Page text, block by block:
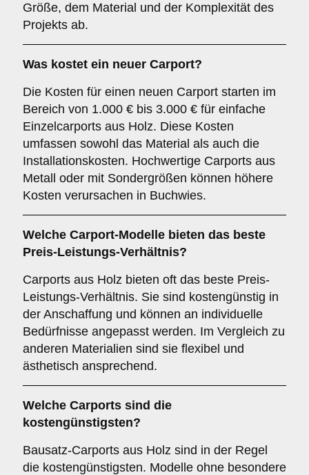
Größe, dem Material und der Komplexität des
Projekts ab.
Was kostet ein neuer Carport?
Die Kosten für einen neuen Carport starten im
Bereich von 1.000 € bis 3.000 € für einfache
Einzelcarports aus Holz. Diese Kosten
umfassen sowohl das Material als auch die
Installationskosten. Hochwertige Carports aus
Metall oder mit Sondergrößen können höhere
Kosten verursachen in Buchwies.
Welche Carport-Modelle bieten das beste
Preis-Leistungs-Verhältnis?
Carports aus Holz bieten oft das beste Preis-
Leistungs-Verhältnis. Sie sind kostengünstig in
der Anschaffung und können an individuelle
Bedürfnisse angepasst werden. Im Vergleich zu
anderen Materialien sind sie flexibel und
ästhetisch ansprechend.
Welche Carports sind die
kostengünstigsten?
Bausatz-Carports aus Holz sind in der Regel
die kostengünstigsten. Modelle ohne besondere